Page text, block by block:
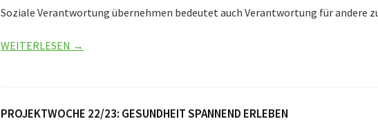
Soziale Verantwortung übernehmen bedeutet auch Verantwortung für andere
WEITERLESEN →
PROJEKTWOCHE 22/23: GESUNDHEIT SPANNEND ERLEBEN